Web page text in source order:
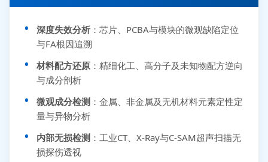
深度失效分析 ：芯片、PCBA与模块的微观缺陷定位
与FA根因追溯
材料配方还原 ：精细化工、高分子及未知物配方逆向
与成分剖析
微观成分检测 ：金属、非金属及无机材料元素定性定
量与异物分析
内部无损检测 ：工业CT、X-Ray与C-SAM超声扫描无
损探伤透视